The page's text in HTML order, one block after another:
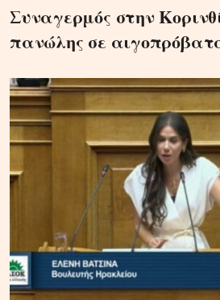
Συναγερμός στην
πανώλης σε